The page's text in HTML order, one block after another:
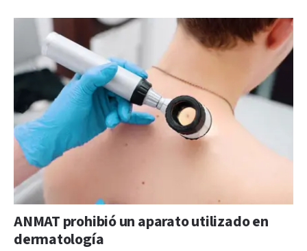
ANMAT prohibió un aparato utilizado en
dermatología